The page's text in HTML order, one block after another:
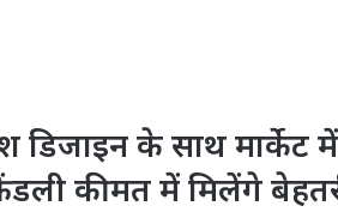
डिजाइन के साथ मार्केट
कीमत में मिलेंगे